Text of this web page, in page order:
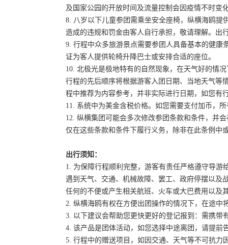
及国家公园的开放时间及流量控制会因疫情不时变
8. 八岁以下儿童参团需乘坐安全座椅，纵横海鸥提
造成的违规和罚金由客人自行承担，敬请理解。出
9. 行程中众多旅游景点需要参团人具备基本的健
证为客人提供轮椅升降巴士或安排合适的座位。
10. 北极光是极地特有的自然现象，在天气好的情
行程的先后顺序将根据游客入团日期、当地天气等
程中推荐为内容参考，并非实际进行日期，如您有
11. 系统中为美金含税价格。如您需要支付加币，
12. 纵横集团可能会多次修改参团条款和条件，并
仅在这些条款和条件下履行义务，除非在此条例中
出行须知：
1. 为保障行程顺利完整，游客有责任严格遵守导
遇到天气、交通、机械故障、罢工、政府停摆以及
任何的不便或产生相关航班、火车或大巴费用以及
2. 纵横海鸥有权在方便出团操作的情况下，在途
3. 以下建议会帮助您更快更好的登记报到：需携
4. 该产品是团体活动，如您选择中途离团，请提
5. 行程中的赠送项目，如因交通、天气等不可抗